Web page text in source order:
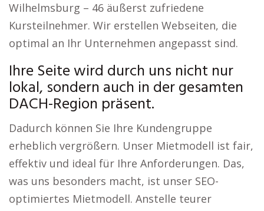
Wilhelmsburg – 46 äußerst zufriedene
Kursteilnehmer. Wir erstellen Webseiten, die
optimal an Ihr Unternehmen angepasst sind.
Ihre Seite wird durch uns nicht nur
lokal, sondern auch in der gesamten
DACH-Region präsent.
Dadurch können Sie Ihre Kundengruppe
erheblich vergrößern. Unser Mietmodell ist fair,
effektiv und ideal für Ihre Anforderungen. Das,
was uns besonders macht, ist unser SEO-
optimiertes Mietmodell. Anstelle teurer